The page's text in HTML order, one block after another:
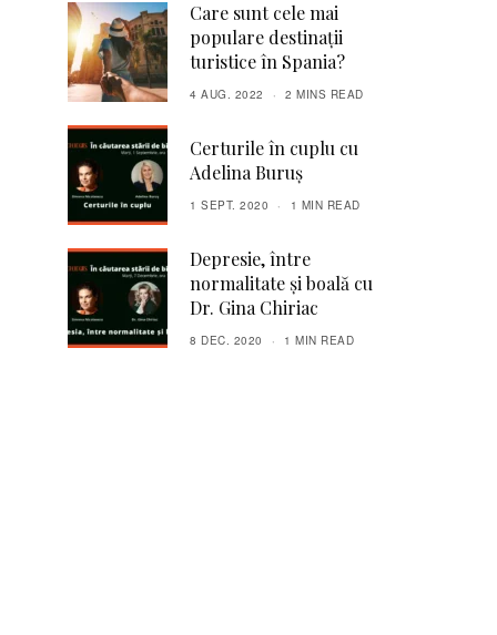
Care sunt cele mai
populare destinații
turistice în Spania?
4 AUG. 2022 2 MINS READ
Certurile în cuplu cu
Adelina Buruş
1 SEPT. 2020 1 MIN READ
Depresie, între
normalitate și boală cu
Dr. Gina Chiriac
8 DEC. 2020 1 MIN READ